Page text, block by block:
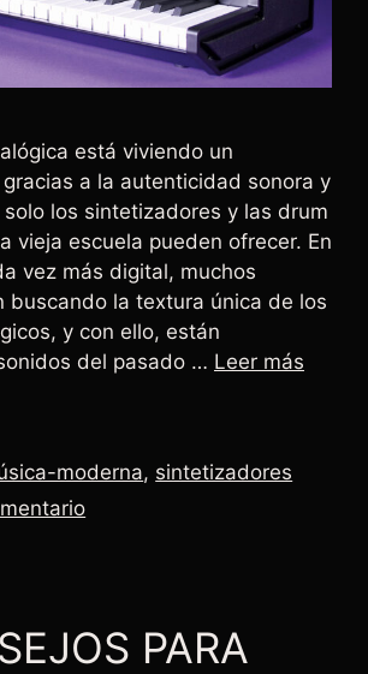
está viviendo un
a la autenticidad sonora y
los sintetizadores y las drum
vieja escuela pueden ofrecer. En
vez más digital, muchos
buscando la textura única de los
y con ello, están
del pasado … Leer más
moderna, sintetizadores
PARA